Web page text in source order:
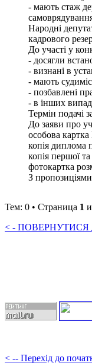
- мають стаж
Народні
кадрового
До участі у
- досягли
- визнані в
- мають
- позбавлені
- в інших
Термін подачі
До заяви про
особова
копія диплома
копія першої
фотокартка
З
Тем: 0 • Страница 1
< - ПОВЕРНУТИСЯ
< -- Перехід до